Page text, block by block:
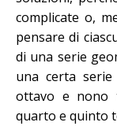
complicate o,
pensare di
di una serie
una certa
ottavo e nono
quarto e quinto